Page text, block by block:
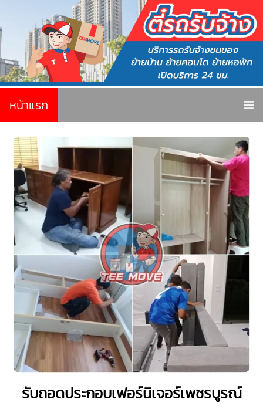
หน้าแรก
รับถอดประกอบเฟอร์นิเจอร์เพชรบูรณ์